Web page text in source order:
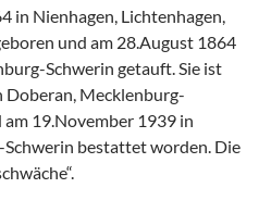
in Nienhagen, Lichtenhagen,
und am 28.August 1864
Schwerin getauft. Sie ist
Doberan, Mecklenburg-
19.November 1939 in
bestattet worden. Die